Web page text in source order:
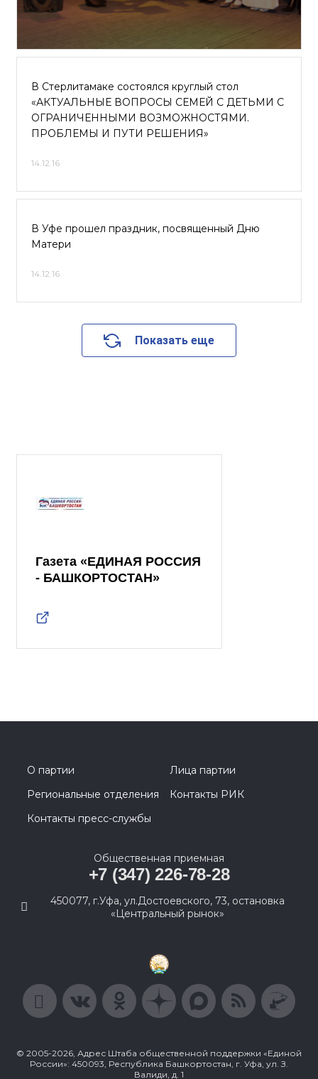
В Стерлитамаке состоялся круглый стол
«АКТУАЛЬНЫЕ ВОПРОСЫ СЕМЕЙ С ДЕТЬМИ С
ОГРАНИЧЕННЫМИ ВОЗМОЖНОСТЯМИ.
ПРОБЛЕМЫ И ПУТИ РЕШЕНИЯ»
14.12.16
В Уфе прошел праздник, посвященный Дню
Матери
14.12.16
Показать еще
Газета «ЕДИНАЯ РОССИЯ
- БАШКОРТОСТАН»
О партии
Лица партии
Региональные отделения
Контакты РИК
Контакты пресс-службы
Общественная приемная
+7 (347) 226-78-28
450077, г.Уфа, ул.Достоевского, 73, остановка
«Центральный рынок»
© 2005-2026, Адрес Штаба общественной поддержки «Единой
России»: 450093, Республика Башкортостан, г. Уфа, ул. З.
Валиди, д. 1